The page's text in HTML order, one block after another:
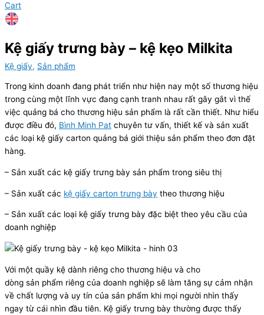
Cart
Kệ giấy trưng bày – kệ kẹo Milkita
Kệ giấy, Sản phẩm
Trong kinh doanh đang phát triển như hiện nay một số thương hiệu
trong cùng một lĩnh vực đang cạnh tranh nhau rất gây gắt vì thế
việc quảng bá cho thương hiệu sản phẩm là rất cần thiết. Như hiểu
được điều đó, Bình Minh Pat chuyên tư vấn, thiết kế và sản xuất
các loại kệ giấy carton quảng bá giới thiệu sản phẩm theo đơn đặt
hàng.
– Sản xuất các kệ giấy trưng bày sản phẩm trong siêu thị
– Sản xuất các kệ giấy carton trưng bày theo thương hiệu
– Sản xuất các loại kệ giấy trưng bày đặc biệt theo yêu cầu của
doanh nghiệp
Với một quầy kệ dành riêng cho thương hiệu và cho
dòng sản phẩm riêng của doanh nghiệp sẽ làm tăng sự cảm nhận
về chất lượng và uy tín của sản phẩm khi mọi người nhìn thấy
ngay từ cái nhìn đầu tiên. Kệ giấy trưng bày thường được thấy